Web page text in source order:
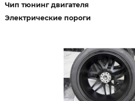
Чип тюнинг двигателя
Электрические пороги